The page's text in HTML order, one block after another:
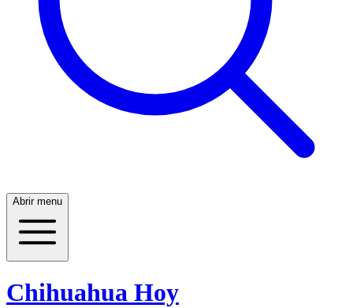
Abrir menu
Chihuahua Hoy